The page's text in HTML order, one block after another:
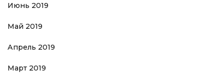
Июнь 2019
Май 2019
Апрель 2019
Март 2019